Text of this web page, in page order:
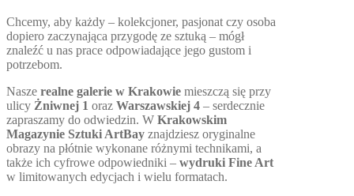
Chcemy, aby każdy – kolekcjoner, pasjonat czy osoba
dopiero zaczynająca przygodę ze sztuką – mógł
znaleźć u nas prace odpowiadające jego gustom i
potrzebom.
Nasze realne galerie w Krakowie mieszczą się przy
ulicy Żniwnej 1 oraz Warszawskiej 4 – serdecznie
zapraszamy do odwiedzin. W Krakowskim
Magazynie Sztuki ArtBay znajdziesz oryginalne
obrazy na płótnie wykonane różnymi technikami, a
także ich cyfrowe odpowiedniki – wydruki Fine Art
w limitowanych edycjach i wielu formatach.